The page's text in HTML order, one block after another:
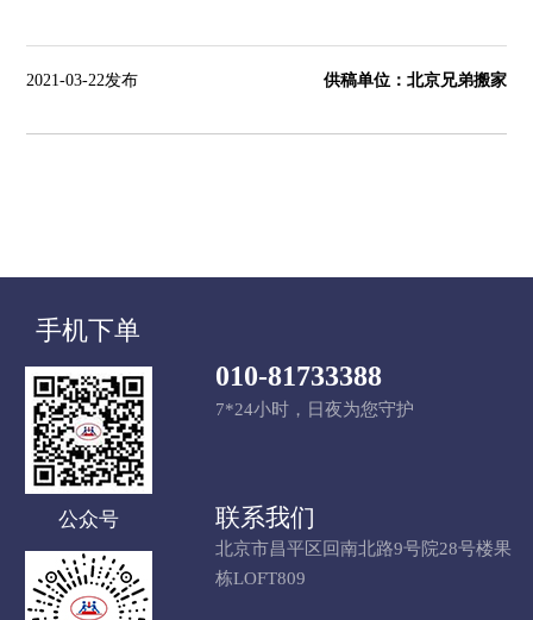
2021-03-22发布 供稿单位：北京兄弟搬家
010-81733388
7*24小时，日夜为您守护
联系我们
北京市昌平区回南北路9号院28号楼果
栋LOFT809
手机下单
公众号